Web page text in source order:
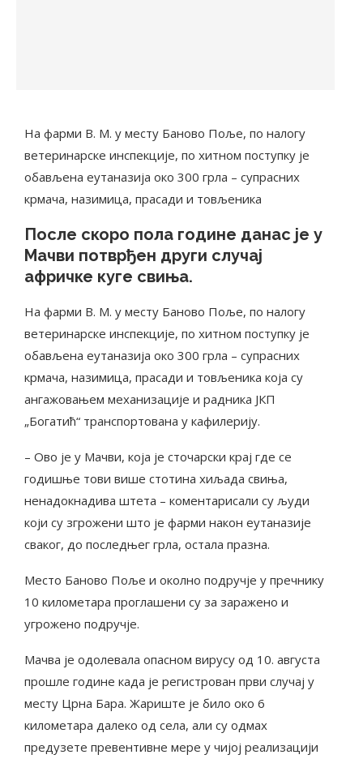
На фарми В. М. у месту Баново Поље, по налогу
ветеринарске инспекције, по хитном поступку је
обављена еутаназија око 300 грла – супрасних
крмача, назимица, прасади и товљеника
После скоро пола године данас је у
Мачви потврђен други случај
афричке куге свиња.
На фарми В. М. у месту Баново Поље, по налогу
ветеринарске инспекције, по хитном поступку је
обављена еутаназија око 300 грла – супрасних
крмача, назимица, прасади и товљеника која су
ангажовањем механизације и радника ЈКП
„Богатић“ транспортована у кафилерију.
– Ово је у Мачви, која је сточарски крај где се
годишње тови више стотина хиљада свиња,
ненадокнадива штета – коментарисали су људи
који су згрожени што је фарми након еутаназије
сваког, до последњег грла, остала празна.
Место Баново Поље и околно подручје у пречнику
10 километара проглашени су за заражено и
угрожено подручје.
Мачва је одолевала опасном вирусу од 10. августа
прошле године када је регистрован први случај у
месту Црна Бара. Жариште је било око 6
километара далеко од села, али су одмах
предузете превентивне мере у чијој реализацији